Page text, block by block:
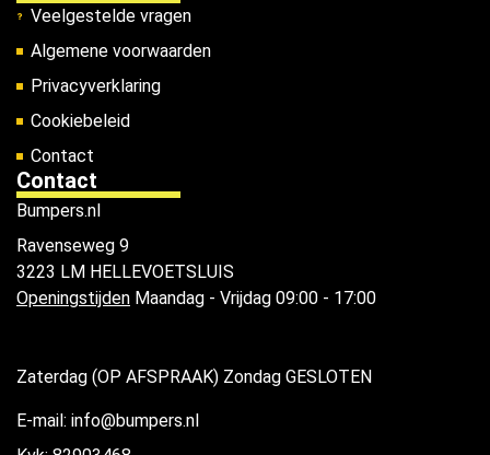
Veelgestelde vragen
Algemene voorwaarden
Privacyverklaring
Cookiebeleid
Contact
Contact
Bumpers.nl
Ravenseweg 9
3223 LM HELLEVOETSLUIS
Openingstijden Maandag - Vrijdag 09:00 - 17:00
Zaterdag (OP AFSPRAAK) Zondag GESLOTEN
E-mail: info@bumpers.nl